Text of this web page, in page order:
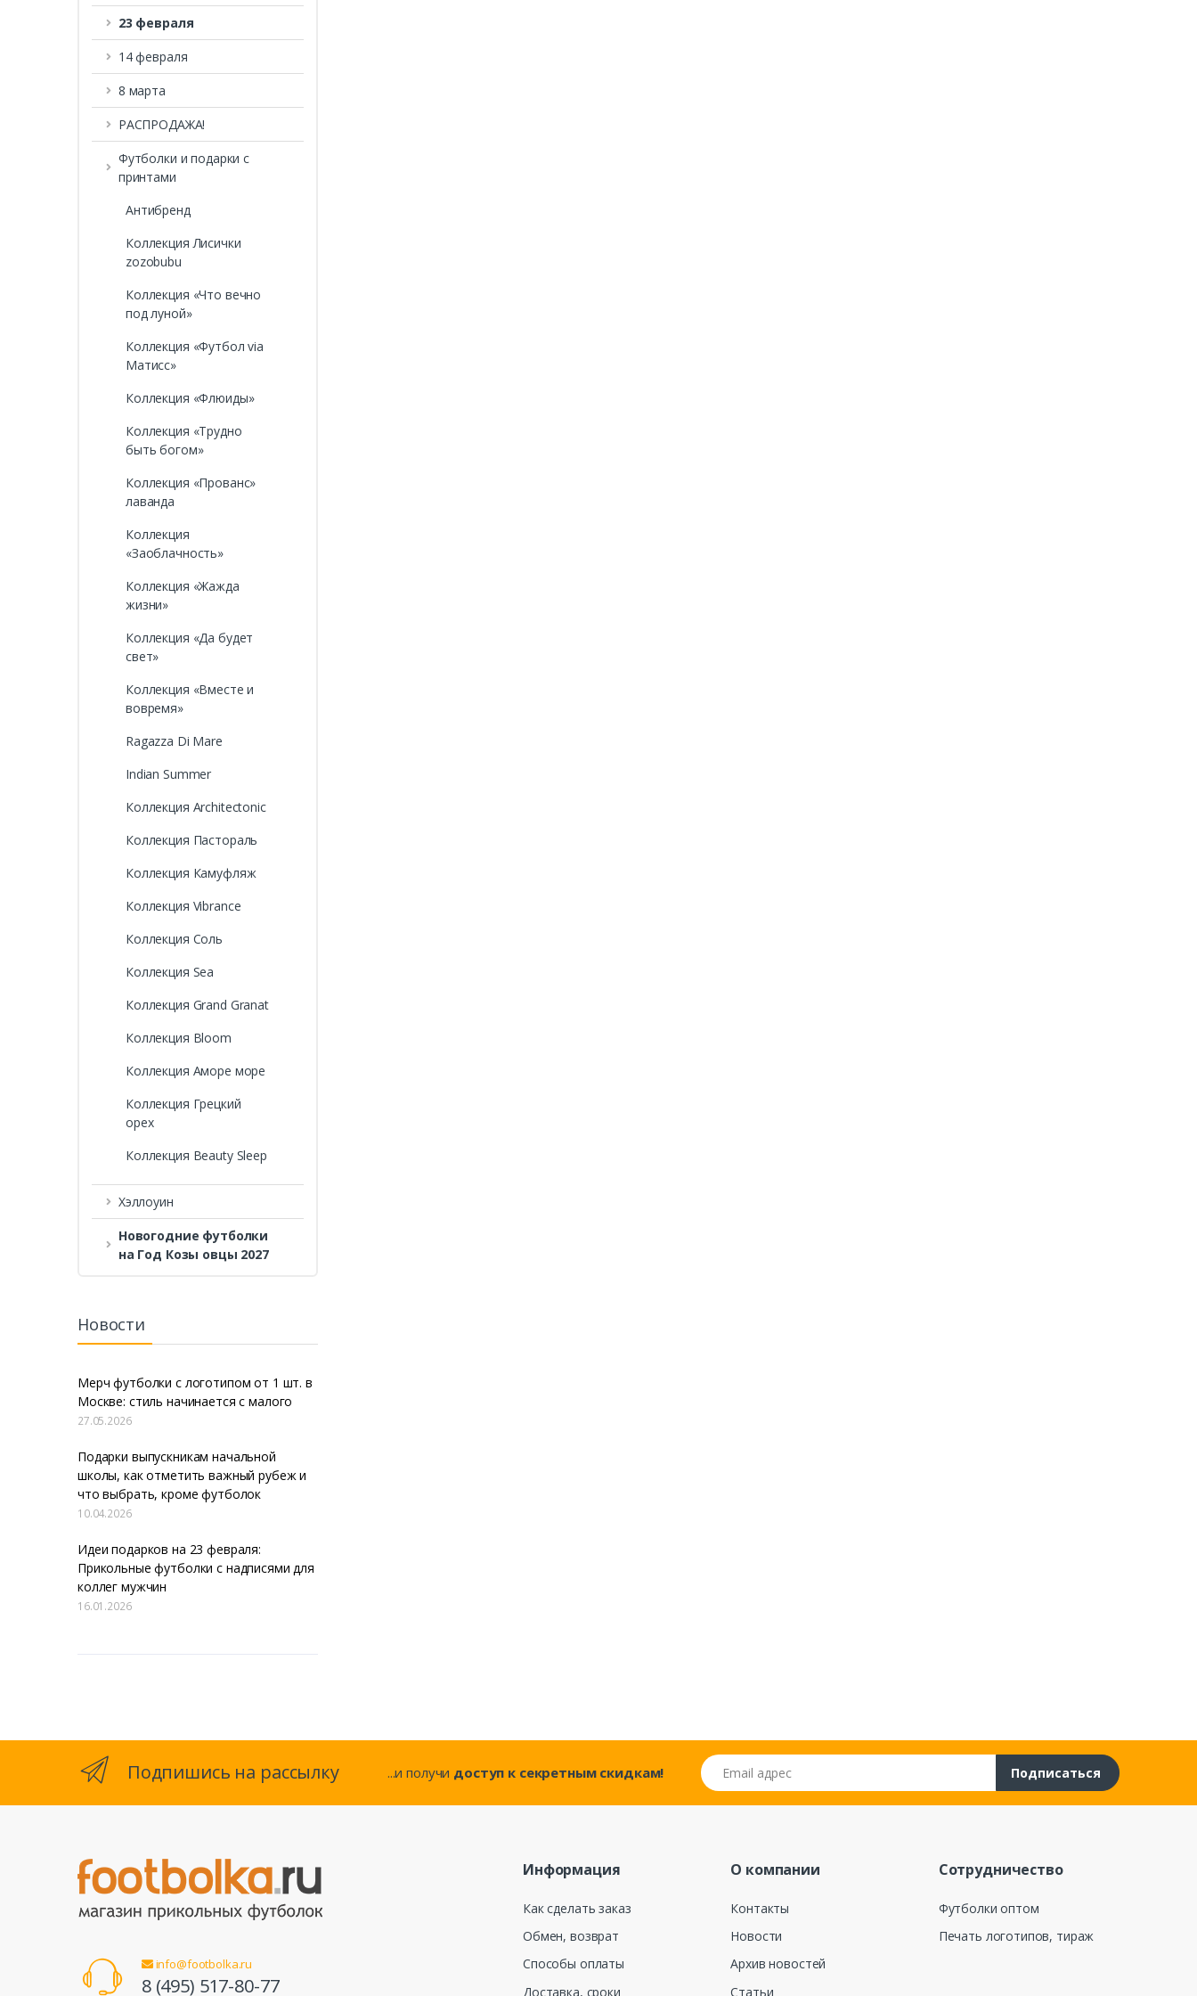
23 февраля
14 февраля
8 марта
РАСПРОДАЖА!
Футболки и подарки с
принтами
Антибренд
Коллекция Лисички
zozobubu
Коллекция «Что вечно
под луной»
Коллекция «Футбол via
Матисс»
Коллекция «Флюиды»
Коллекция «Трудно
быть богом»
Коллекция «Прованс»
лаванда
Коллекция
«Заоблачность»
Коллекция «Жажда
жизни»
Коллекция «Да будет
свет»
Коллекция «Вместе и
вовремя»
Ragazza Di Mare
Indian Summer
Коллекция Architectonic
Коллекция Пастораль
Коллекция Камуфляж
Коллекция Vibrance
Коллекция Соль
Коллекция Sea
Коллекция Grand Granat
Коллекция Bloom
Коллекция Аморе море
Коллекция Грецкий
орех
Коллекция Beauty Sleep
Хэллоуин
Новогодние футболки
на Год Козы овцы 2027
Новости
Мерч футболки с логотипом от 1 шт. в
Москве: стиль начинается с малого
27.05.2026
Подарки выпускникам начальной
школы, как отметить важный рубеж и
что выбрать, кроме футболок
10.04.2026
Идеи подарков на 23 февраля:
Прикольные футболки с надписями для
коллег мужчин
16.01.2026
Подпишись на рассылку ...и получи доступ к секретным скидкам!
Email адрес
Подписаться
info@footbolka.ru
8 (495) 517-80-77
Информация
Как сделать заказ
Обмен, возврат
Способы оплаты
Доставка, сроки
О компании
Контакты
Новости
Архив новостей
Статьи
Сотрудничество
Футболки оптом
Печать логотипов, тираж